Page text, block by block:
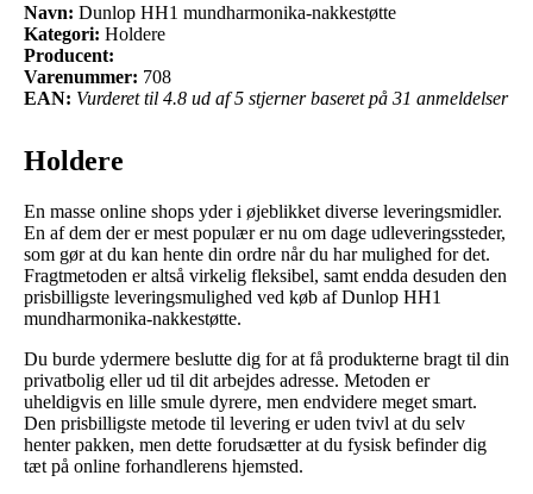
Navn: Dunlop HH1 mundharmonika-nakkestøtte
Kategori: Holdere
Producent:
Varenummer: 708
EAN: Vurderet til 4.8 ud af 5 stjerner baseret på 31 anmeldelser
Holdere
En masse online shops yder i øjeblikket diverse leveringsmidler.
En af dem der er mest populær er nu om dage udleveringssteder,
som gør at du kan hente din ordre når du har mulighed for det.
Fragtmetoden er altså virkelig fleksibel, samt endda desuden den
prisbilligste leveringsmulighed ved køb af Dunlop HH1
mundharmonika-nakkestøtte.
Du burde ydermere beslutte dig for at få produkterne bragt til din
privatbolig eller ud til dit arbejdes adresse. Metoden er
uheldigvis en lille smule dyrere, men endvidere meget smart.
Den prisbilligste metode til levering er uden tvivl at du selv
henter pakken, men dette forudsætter at du fysisk befinder dig
tæt på online forhandlerens hjemsted.